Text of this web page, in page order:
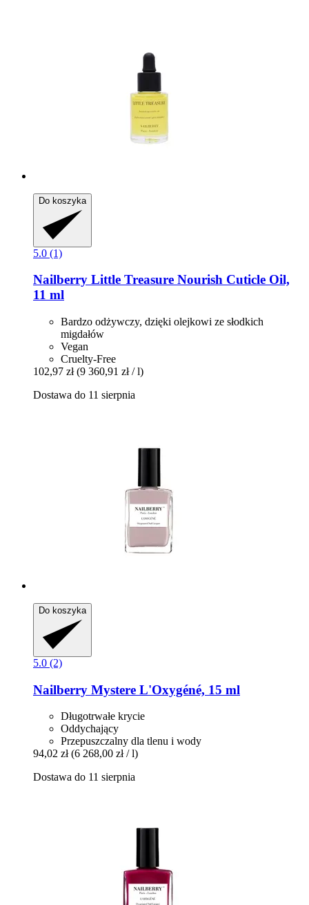
Do koszyka
5.0 (1)
Nailberry Little Treasure Nourish Cuticle Oil,
11 ml
Bardzo odżywczy, dzięki olejkowi ze słodkich
migdałów
Vegan
Cruelty-Free
102,97 zł (9 360,91 zł / l)
Dostawa do 11 sierpnia
Do koszyka
5.0 (2)
Nailberry Mystere L'Oxygéné, 15 ml
Długotrwałe krycie
Oddychający
Przepuszczalny dla tlenu i wody
94,02 zł (6 268,00 zł / l)
Dostawa do 11 sierpnia